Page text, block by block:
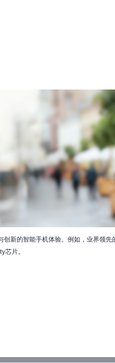
创新的智能手机体验。例如，业界领
芯片。